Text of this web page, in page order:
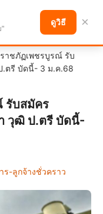
าชภัฏเพชรบูรณ์ รับ
.ตรี บัดนี้- 3 ม.ค.68
รับสมัคร
วุฒิ ป.ตรี บัดนี้-
ร-ลูกจ้างชั่วคราว
"
ดูวิธี ×